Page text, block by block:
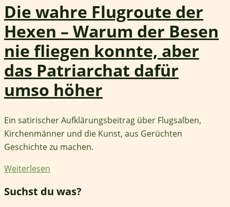
Die wahre Flugroute der
Hexen – Warum der Besen
nie fliegen konnte, aber
das Patriarchat dafür
umso höher
Ein satirischer Aufklärungsbeitrag über Flugsalben,
Kirchenmänner und die Kunst, aus Gerüchten
Geschichte zu machen.
Weiterlesen
Suchst du was?